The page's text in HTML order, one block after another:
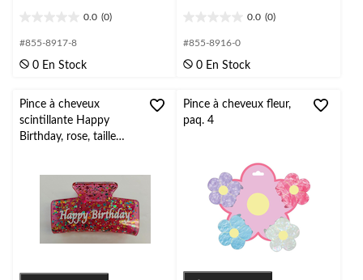
0.0 (0)
étoile(s)
5.
#855-8917-8
0 En Stock
0.0 (0)
étoile(s)
5.
#855-8916-0
0 En Stock
Pince à cheveux
scintillante Happy
Birthday, rose, taille
anniversaire
Pince à cheveux fleur,
paq. 4